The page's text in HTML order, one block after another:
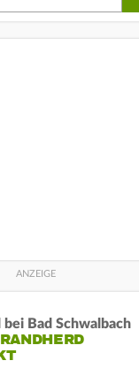
bei Bad Schwalbach